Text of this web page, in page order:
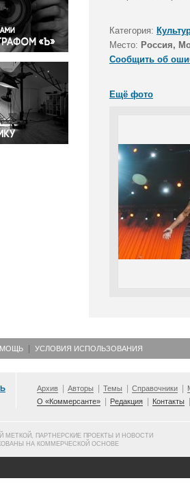
и конфликты
Категория:
Место: Россия,
Сообщить об
Ещё фото
УСЛОВИЯ ИСПОЛЬЗОВАНИЯ
Архив Авторы Темы Справочники
О «Коммерсанте»
Редакция Контакты
МЕТКОЙ, ПАРТНЕРСКИЕ ПРОЕКТЫ И НОВОСТИ
НА КОММЕРЧЕСКОЙ ОСНОВЕ